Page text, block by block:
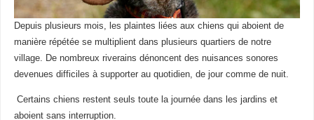
Depuis plusieurs mois, les plaintes liées aux chiens qui aboient de
manière répétée se multiplient dans plusieurs quartiers de notre
village. De nombreux riverains dénoncent des nuisances sonores
devenues difficiles à supporter au quotidien, de jour comme de nuit.
Certains chiens restent seuls toute la journée dans les jardins et
aboient sans interruption.